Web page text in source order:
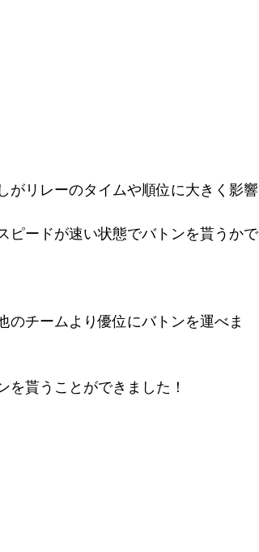
がリレーのタイムや順位に大きく影響
ピードが速い状態でバトンを貰うかで
のチームより優位にバトンを運べま
貰うことができました！